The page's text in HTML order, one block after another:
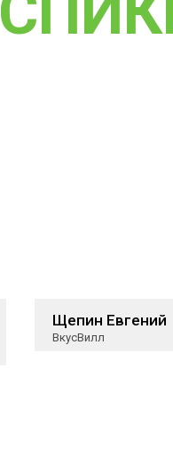
Щепин Евгений
ВкусВилл